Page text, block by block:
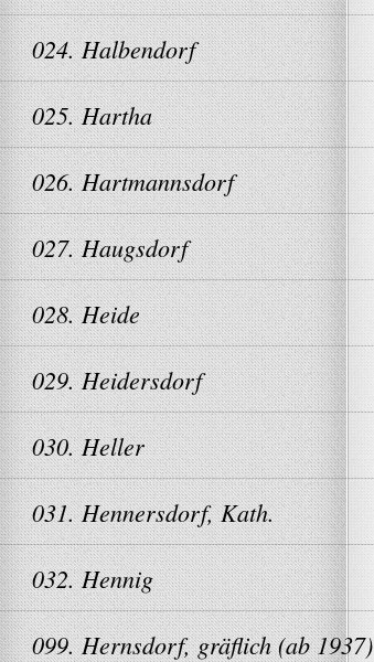
024. Halbendorf
025. Hartha
026. Hartmannsdorf
027. Haugsdorf
028. Heide
029. Heidersdorf
030. Heller
031. Hennersdorf, Kath.
032. Hennig
099. Hernsdorf, gräflich (ab 1937)